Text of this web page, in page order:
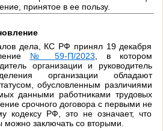
принятое в ее пользу.
дела, КС РФ принял 19 декабря
№ 59-П/2023 , в котором
организации и руководитель
организации обладают
обусловленным различиями
данными работниками трудовых
срочного договора с первыми не
кодексу РФ, это не означает, что
можно заключать со вторыми.